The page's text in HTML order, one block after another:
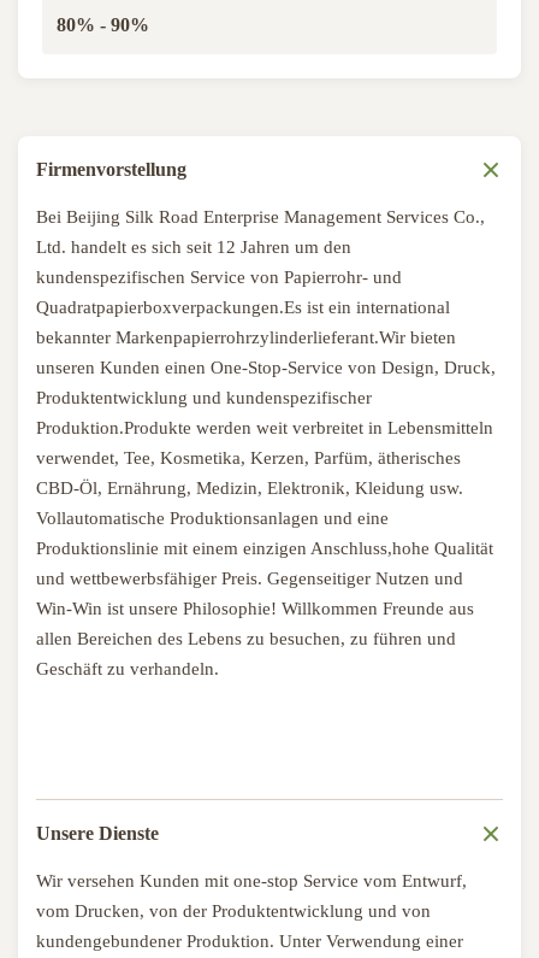
80% - 90%
Firmenvorstellung
Bei Beijing Silk Road Enterprise Management Services Co.,
Ltd. handelt es sich seit 12 Jahren um den
kundenspezifischen Service von Papierrohr- und
Quadratpapierboxverpackungen.Es ist ein international
bekannter Markenpapierrohrzylinderlieferant.Wir bieten
unseren Kunden einen One-Stop-Service von Design, Druck,
Produktentwicklung und kundenspezifischer
Produktion.Produkte werden weit verbreitet in Lebensmitteln
verwendet, Tee, Kosmetika, Kerzen, Parfüm, ätherisches
CBD-Öl, Ernährung, Medizin, Elektronik, Kleidung usw.
Vollautomatische Produktionsanlagen und eine
Produktionslinie mit einem einzigen Anschluss,hohe Qualität
und wettbewerbsfähiger Preis. Gegenseitiger Nutzen und
Win-Win ist unsere Philosophie! Willkommen Freunde aus
allen Bereichen des Lebens zu besuchen, zu führen und
Geschäft zu verhandeln.
Unsere Dienste
Wir versehen Kunden mit one-stop Service vom Entwurf,
vom Drucken, von der Produktentwicklung und von
kundengebundener Produktion. Unter Verwendung einer